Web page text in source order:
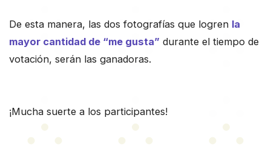
De esta manera, las dos fotografías que logren la
mayor cantidad de “me gusta” durante el tiempo de
votación, serán las ganadoras.
¡Mucha suerte a los participantes!